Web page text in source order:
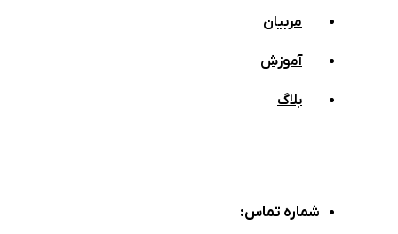
مربیان
آموزش
بلاگ
شماره تماس: